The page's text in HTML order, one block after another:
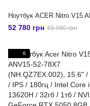
52 780 грн 65 980 грн
6